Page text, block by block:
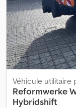
env. 130 kilomètres.
kilomètres. Adresse
Hengersberg.
Hengersberg
Véhicule utilitaire
Reformwerke
Hybridshift